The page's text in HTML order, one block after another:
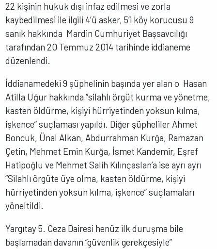
22 kişinin hukuk dışı infaz edilmesi ve zorla
kaybedilmesi ile ilgili 4’ü asker, 5’i köy korucusu 9
sanık hakkında Mardin Cumhuriyet Başsavcılığı
tarafından 20 Temmuz 2014 tarihinde iddianeme
düzenlendi.
İddianamedeki 9 şüphelinin başında yer alan o Hasan
Atilla Uğur hakkında “silahlı örgüt kurma ve yönetme,
kasten öldürme, kişiyi hürriyetinden yoksun kılma,
işkence” suçlaması yapıldı. Diğer şüpheliler Ahmet
Boncuk, Ünal Alkan, Abdurrahman Kurğa, Ramazan
Çetin, Mehmet Emin Kurğa, İsmet Kandemir, Eşref
Hatipoğlu ve Mehmet Salih Kılınçaslan’a ise ayrı ayrı
“Silahlı örgüte üye olma, kasten öldürme, kişiyi
hürriyetinden yoksun kılma, işkence” suçlamaları
yöneltildi.
Yargıtay 5. Ceza Dairesi henüz ilk duruşma bile
başlamadan davanın “güvenlik gerekçesiyle”